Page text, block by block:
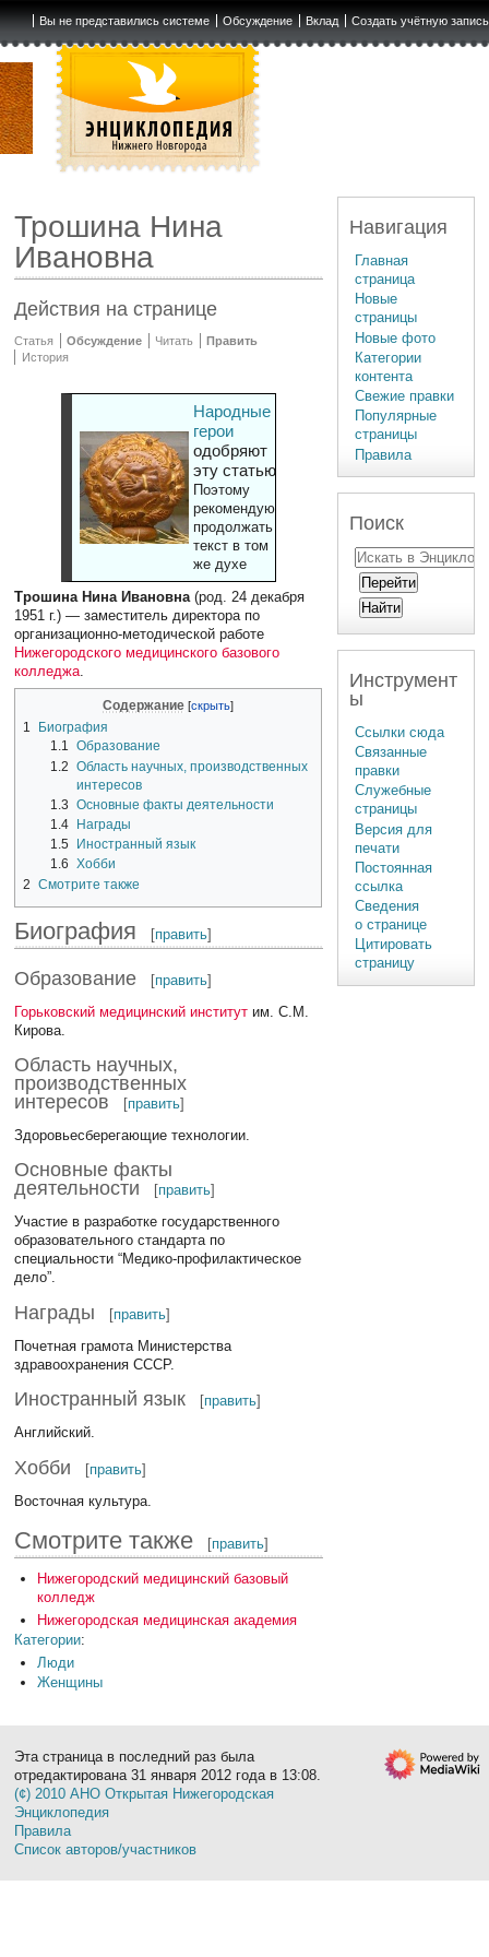
Вы не представились системе Обсуждение Вклад Создать учётную запись
Трошина Нина
Ивановна
Действия на странице
Статья Обсуждение Читать
Править
История
Народные
герои
одобряют
эту статью
Поэтому
рекомендуют
продолжать
текст в том
же духе
Трошина Нина Ивановна(род. 24 декабря
1951 г.) — заместитель директора по
организационно-методической работе
Нижегородского медицинского базового
колледжа.
Содержание
1
Биография
1.1 Образование
1.2 Область научных, производственных
интересов
1.3 Основные факты деятельности
1.4
Награды
1.5
Иностранный язык
1.6 Хобби
2
Смотрите также
Биография [править]
Образование [править]
Горьковский медицинский институт им. С.М.
Кирова.
Область научных,
производственных
интересов
[править]
Здоровьесберегающие технологии.
Основные факты
деятельности
[править]
Участие в разработке государственного
образовательного стандарта по
специальности “Медико-профилактическое
дело”.
Награды [править]
Почетная грамота Министерства
здравоохранения СССР.
Иностранный язык [править]
Английский.
Хобби [править]
Восточная культура.
Смотрите также [править]
Нижегородский медицинский базовый
колледж
Нижегородская медицинская академия
Категории:
Люди
Женщины
Навигация
Главная
страница
Новые
страницы
Новые фото
Категории
контента
Свежие правки
Популярные
страницы
Правила
Поиск
Инструмент
ы
Ссылки сюда
Связанные
правки
Служебные
страницы
Версия для
печати
Постоянная
ссылка
Сведения
о странице
Цитировать
страницу
Эта страница в последний раз была
отредактирована 31 января 2012 года в 13:08.
(¢) 2010 АНО Открытая Нижегородская
Энциклопедия
Правила
Список авторов/участников